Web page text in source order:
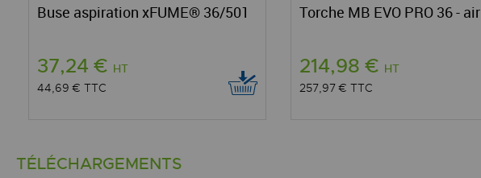
Buse aspiration xFUME® 36/501
37,24 € HT
44,69 € TTC
Torche MB EVO PRO 36 - air
214,98 € HT
257,97 €TTC
TÉLÉCHARGEMENTS